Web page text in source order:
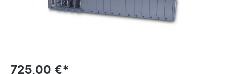
725,00 €*